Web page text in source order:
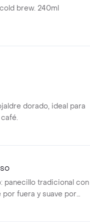
brew. 240ml
dorado, ideal para
panecillo tradicional con
fuera y suave por